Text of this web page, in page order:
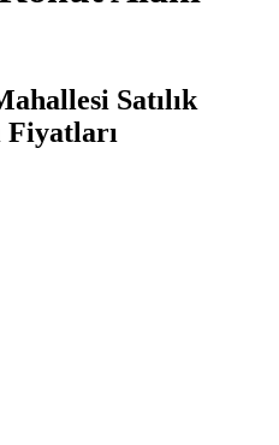
Satılık